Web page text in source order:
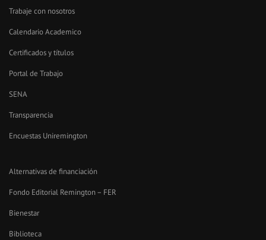
Trabaje con nosotros
Calendario Academico
Certificados y títulos
Portal de Trabajo
SENA
Transparencia
Encuestas Uniremington
Alternativas de financiación
Fondo Editorial Remington – FER
Bienestar
Biblioteca